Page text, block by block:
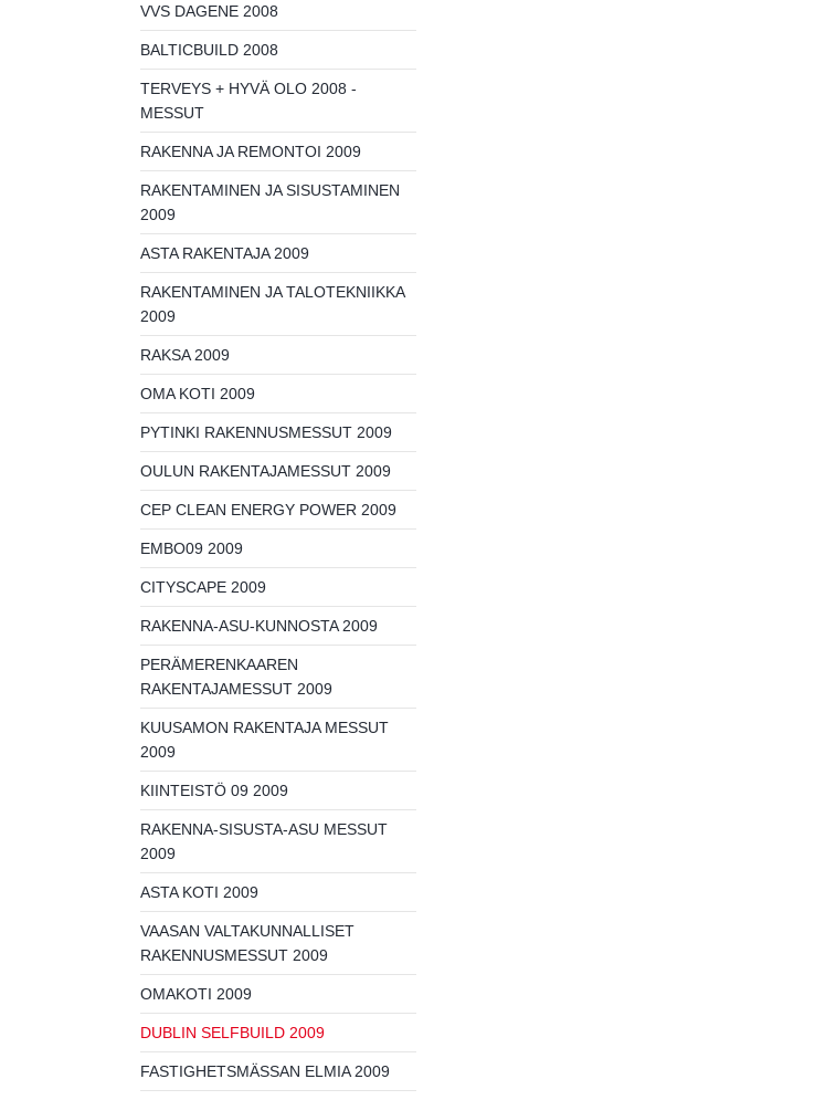
VVS DAGENE 2008
BALTICBUILD 2008
TERVEYS + HYVÄ OLO 2008 -
MESSUT
RAKENNA JA REMONTOI 2009
RAKENTAMINEN JA SISUSTAMINEN
2009
ASTA RAKENTAJA 2009
RAKENTAMINEN JA TALOTEKNIIKKA
2009
RAKSA 2009
OMA KOTI 2009
PYTINKI RAKENNUSMESSUT 2009
OULUN RAKENTAJAMESSUT 2009
CEP CLEAN ENERGY POWER 2009
EMBO09 2009
CITYSCAPE 2009
RAKENNA-ASU-KUNNOSTA 2009
PERÄMERENKAAREN
RAKENTAJAMESSUT 2009
KUUSAMON RAKENTAJA MESSUT
2009
KIINTEISTÖ 09 2009
RAKENNA-SISUSTA-ASU MESSUT
2009
ASTA KOTI 2009
VAASAN VALTAKUNNALLISET
RAKENNUSMESSUT 2009
OMAKOTI 2009
DUBLIN SELFBUILD 2009
FASTIGHETSMÄSSAN ELMIA 2009